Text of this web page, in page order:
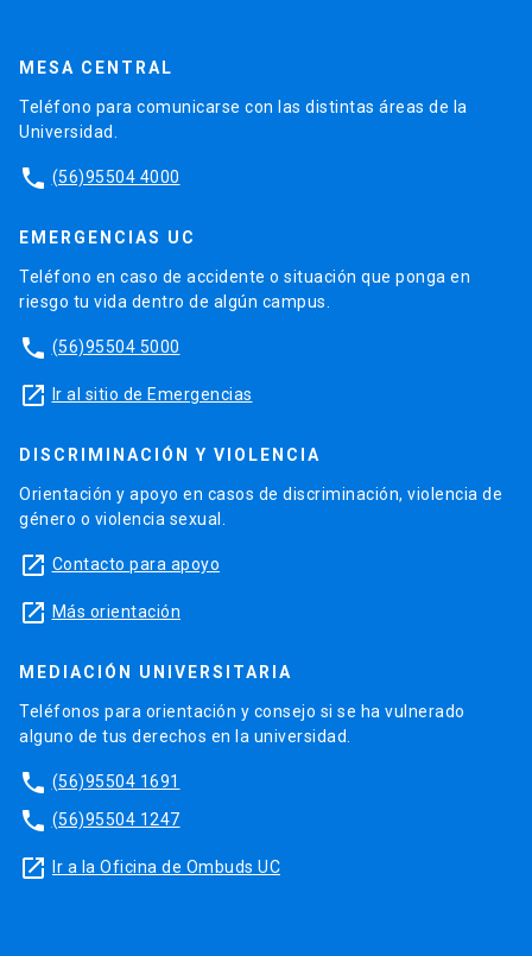
MESA CENTRAL
Teléfono para comunicarse con las distintas áreas de la
Universidad.
phone (56)95504 4000
EMERGENCIAS UC
Teléfono en caso de accidente o situación que ponga en
riesgo tu vida dentro de algún campus.
phone (56)95504 5000
launch Ir al sitio de Emergencias
DISCRIMINACIÓN Y VIOLENCIA
Orientación y apoyo en casos de discriminación, violencia de
género o violencia sexual.
launch Contacto para apoyo
launch Más orientación
MEDIACIÓN UNIVERSITARIA
Teléfonos para orientación y consejo si se ha vulnerado
alguno de tus derechos en la universidad.
phone (56)95504 1691
phone (56)95504 1247
launch Ir a la Oficina de Ombuds UC